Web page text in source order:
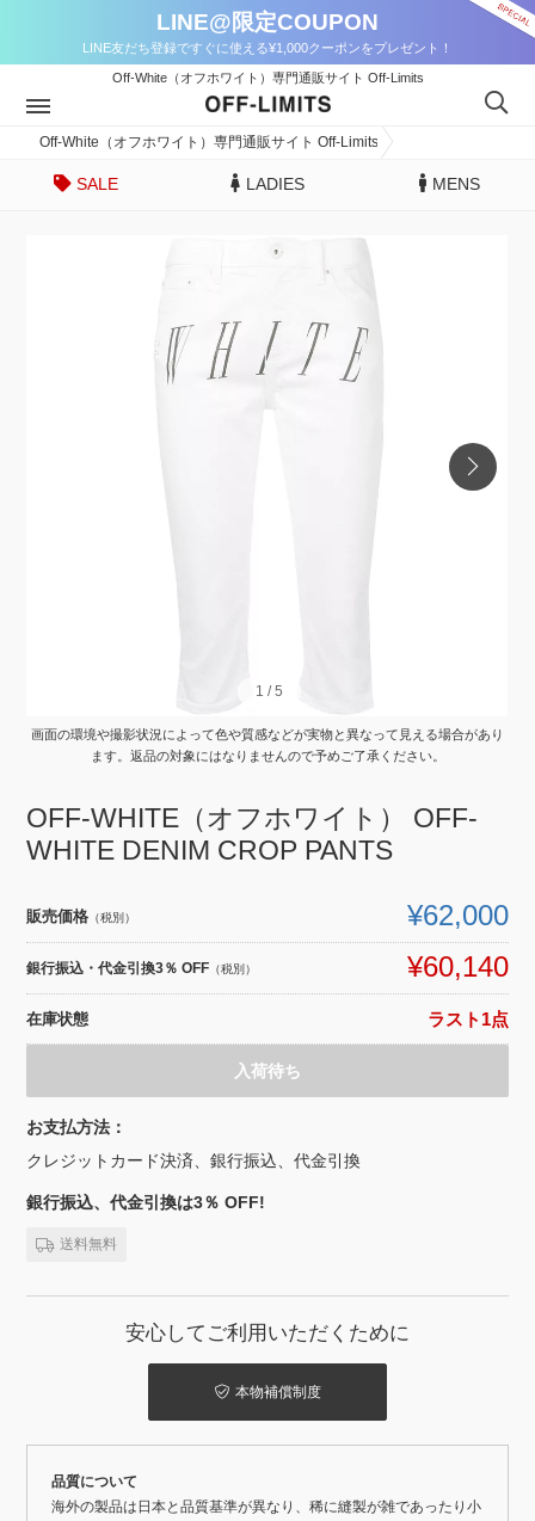
LINE@限定COUPON
LINE友だち登録ですぐに使える¥1,000クーポンをプレゼント！
Off-White（オフホワイト）専門通販サイト Off-Limits
Off-White（オフホワイト）専門通販サイト Off-Limits
SALE LADIES MENS
1 /5
1 /5
画面の環境や撮影状況によって色や質感などが実物と異なって見える場合があり
ます。返品の対象にはなりませんので予めご了承ください。
OFF-WHITE（オフホワイト） OFF-
WHITE DENIM CROP PANTS
販売価格 （税別） ¥62,000
銀行振込・代金引換3％ OFF （税別） ¥60,140
在庫状態 ラスト1点
入荷待ち
お支払方法：
クレジットカード決済、銀行振込、代金引換
銀行振込、代金引換は3％ OFF!
送料無料
安心してご利用いただくために
本物補償制度
品質について
海外の製品は日本と品質基準が異なり、稀に縫製が雑であったり小